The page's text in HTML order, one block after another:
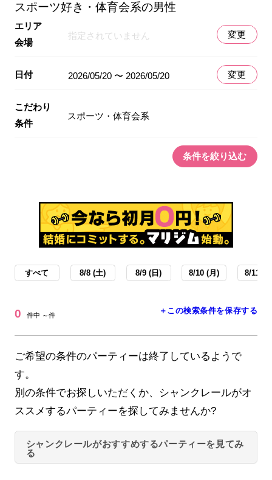
スポーツ好き・体育会系の男性
エリア
会場
指定されていません 変更
日付 2026/05/20 〜 2026/05/20 変更
こだわり
条件
スポーツ・体育会系
条件を絞り込む
すべて 8/8 (土) 8/9 (日) 8/10 (月) 8/11 (
0 件中 ～件 ＋この検索条件を保存する
ご希望の条件のパーティーは終了しているようで
す。
別の条件でお探しいただくか、シャンクレールがオ
ススメするパーティーを探してみませんか?
シャンクレールがおすすめするパーティーを見てみ
る